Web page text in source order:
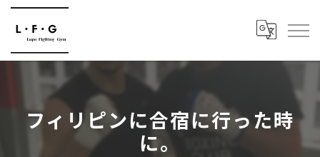
フィリピンに合宿に行った時
に。